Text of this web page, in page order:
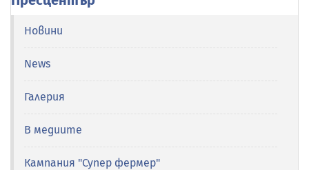
Новини
News
Галерия
В медиите
Кампания "Супер фермер"